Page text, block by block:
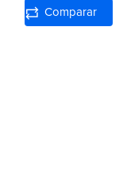
Comparar